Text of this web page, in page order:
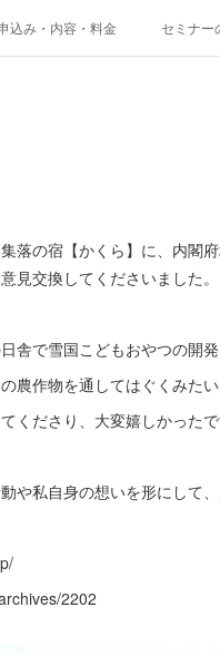
込み・内容・料金 セミナー
落の宿【かくら】に、内閣
見交換してくださいました。
舎で雪国こどもおやつの開
農作物を通してはぐくみたい
くださり、大変嬉しかったで
や私自身の想いを形にして
2202